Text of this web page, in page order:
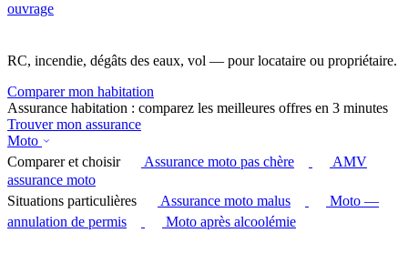
ouvrage
RC, incendie, dégâts des eaux, vol — pour locataire ou propriétaire.
Comparer mon habitation
Assurance habitation : comparez les meilleures offres en 3 minutes
Trouver mon assurance
Moto
Comparer et choisir
Assurance moto pas chère
AMV
assurance moto
Situations particulières
Assurance moto malus
Moto —
annulation de permis
Moto après alcoolémie